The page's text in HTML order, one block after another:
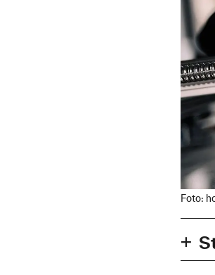
Foto:
Im